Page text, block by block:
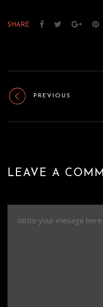
SHARE
PREVIOUS
LEAVE A